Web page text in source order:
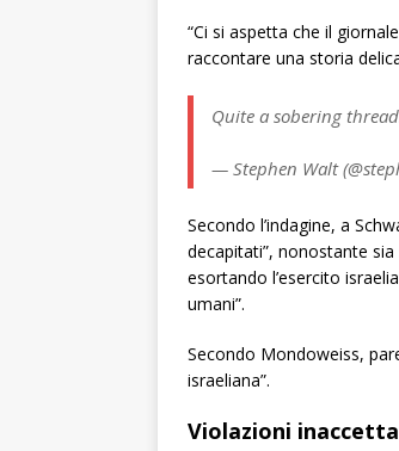
“Ci si aspetta che il
raccontare una storia
Quite a sobering
— Stephen Walt
Secondo l’indagine, a
decapitati”, nonostante
esortando l’esercito
umani”.
Secondo Mondoweiss,
israeliana”.
Violazioni